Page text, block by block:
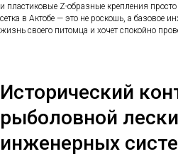
и пластиковые Z-образные крепления
сетка в Актобе — это не роскошь, а базовое
жизнь своего питомца и хочет спокойно
Исторический
рыболовной
инженерных